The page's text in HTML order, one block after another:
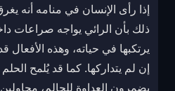
إذا رأى الإنسان في منامه أنه
ذلك بأن الرائي يواجه صراعات
يرتكبها في حياته، وهذه
إن لم يتداركها. كما قد يُلمح
يضمرون العداوة للحالم،